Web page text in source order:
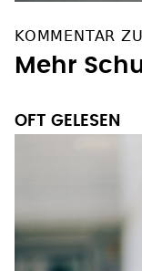
KOMMENTAR
Mehr
OFT GELESEN